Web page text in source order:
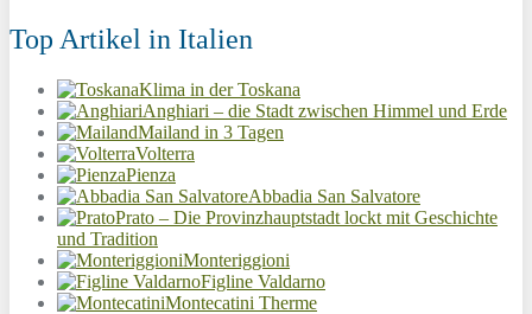
Top Artikel in Italien
Klima in der Toskana
Anghiari – die Stadt zwischen Himmel und Erde
Mailand in 3 Tagen
Volterra
Pienza
Abbadia San Salvatore
Prato – Die Provinzhauptstadt lockt mit Geschichte
und Tradition
Monteriggioni
Figline Valdarno
Montecatini Therme